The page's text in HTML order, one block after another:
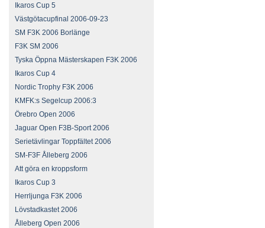
Ikaros Cup 5
Västgötacupfinal 2006-09-23
SM F3K 2006 Borlänge
F3K SM 2006
Tyska Öppna Mästerskapen F3K 2006
Ikaros Cup 4
Nordic Trophy F3K 2006
KMFK:s Segelcup 2006:3
Örebro Open 2006
Jaguar Open F3B-Sport 2006
Serietävlingar Toppfältet 2006
SM-F3F Ålleberg 2006
Att göra en kroppsform
Ikaros Cup 3
Herrljunga F3K 2006
Lövstadkastet 2006
Ålleberg Open 2006